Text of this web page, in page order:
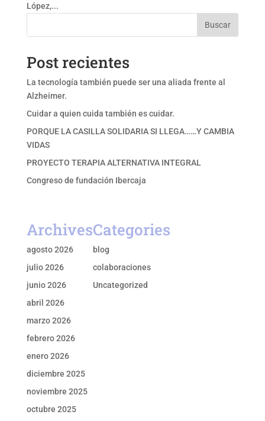
López,...
Buscar
Post recientes
La tecnología también puede ser una aliada frente al
Alzheimer.
Cuidar a quien cuida también es cuidar.
PORQUE LA CASILLA SOLIDARIA SI LLEGA……Y CAMBIA
VIDAS
PROYECTO TERAPIA ALTERNATIVA INTEGRAL
Congreso de fundación Ibercaja
Archives
agosto 2026
julio 2026
junio 2026
abril 2026
marzo 2026
febrero 2026
enero 2026
diciembre 2025
noviembre 2025
octubre 2025
Categories
blog
colaboraciones
Uncategorized